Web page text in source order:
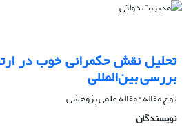
تحلیل نقش حکمرانی خوب در
بررسی بین‌المللی
نوع مقاله : مقاله علمی پژوهشی
نویسندگان